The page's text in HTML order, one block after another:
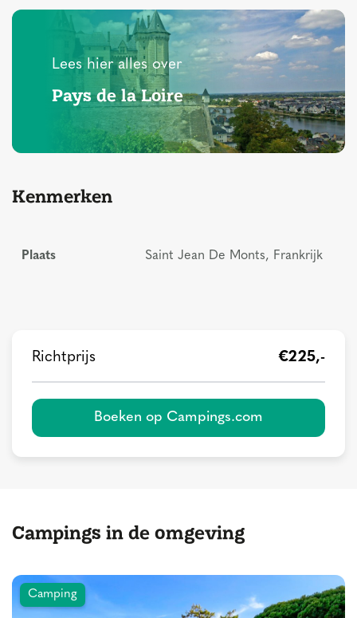
Lees hier alles over
Pays de la Loire
Kenmerken
Plaats Saint Jean De Monts, Frankrijk
Richtprijs €225,-
Boeken op Campings.com
Campings in de omgeving
Camping